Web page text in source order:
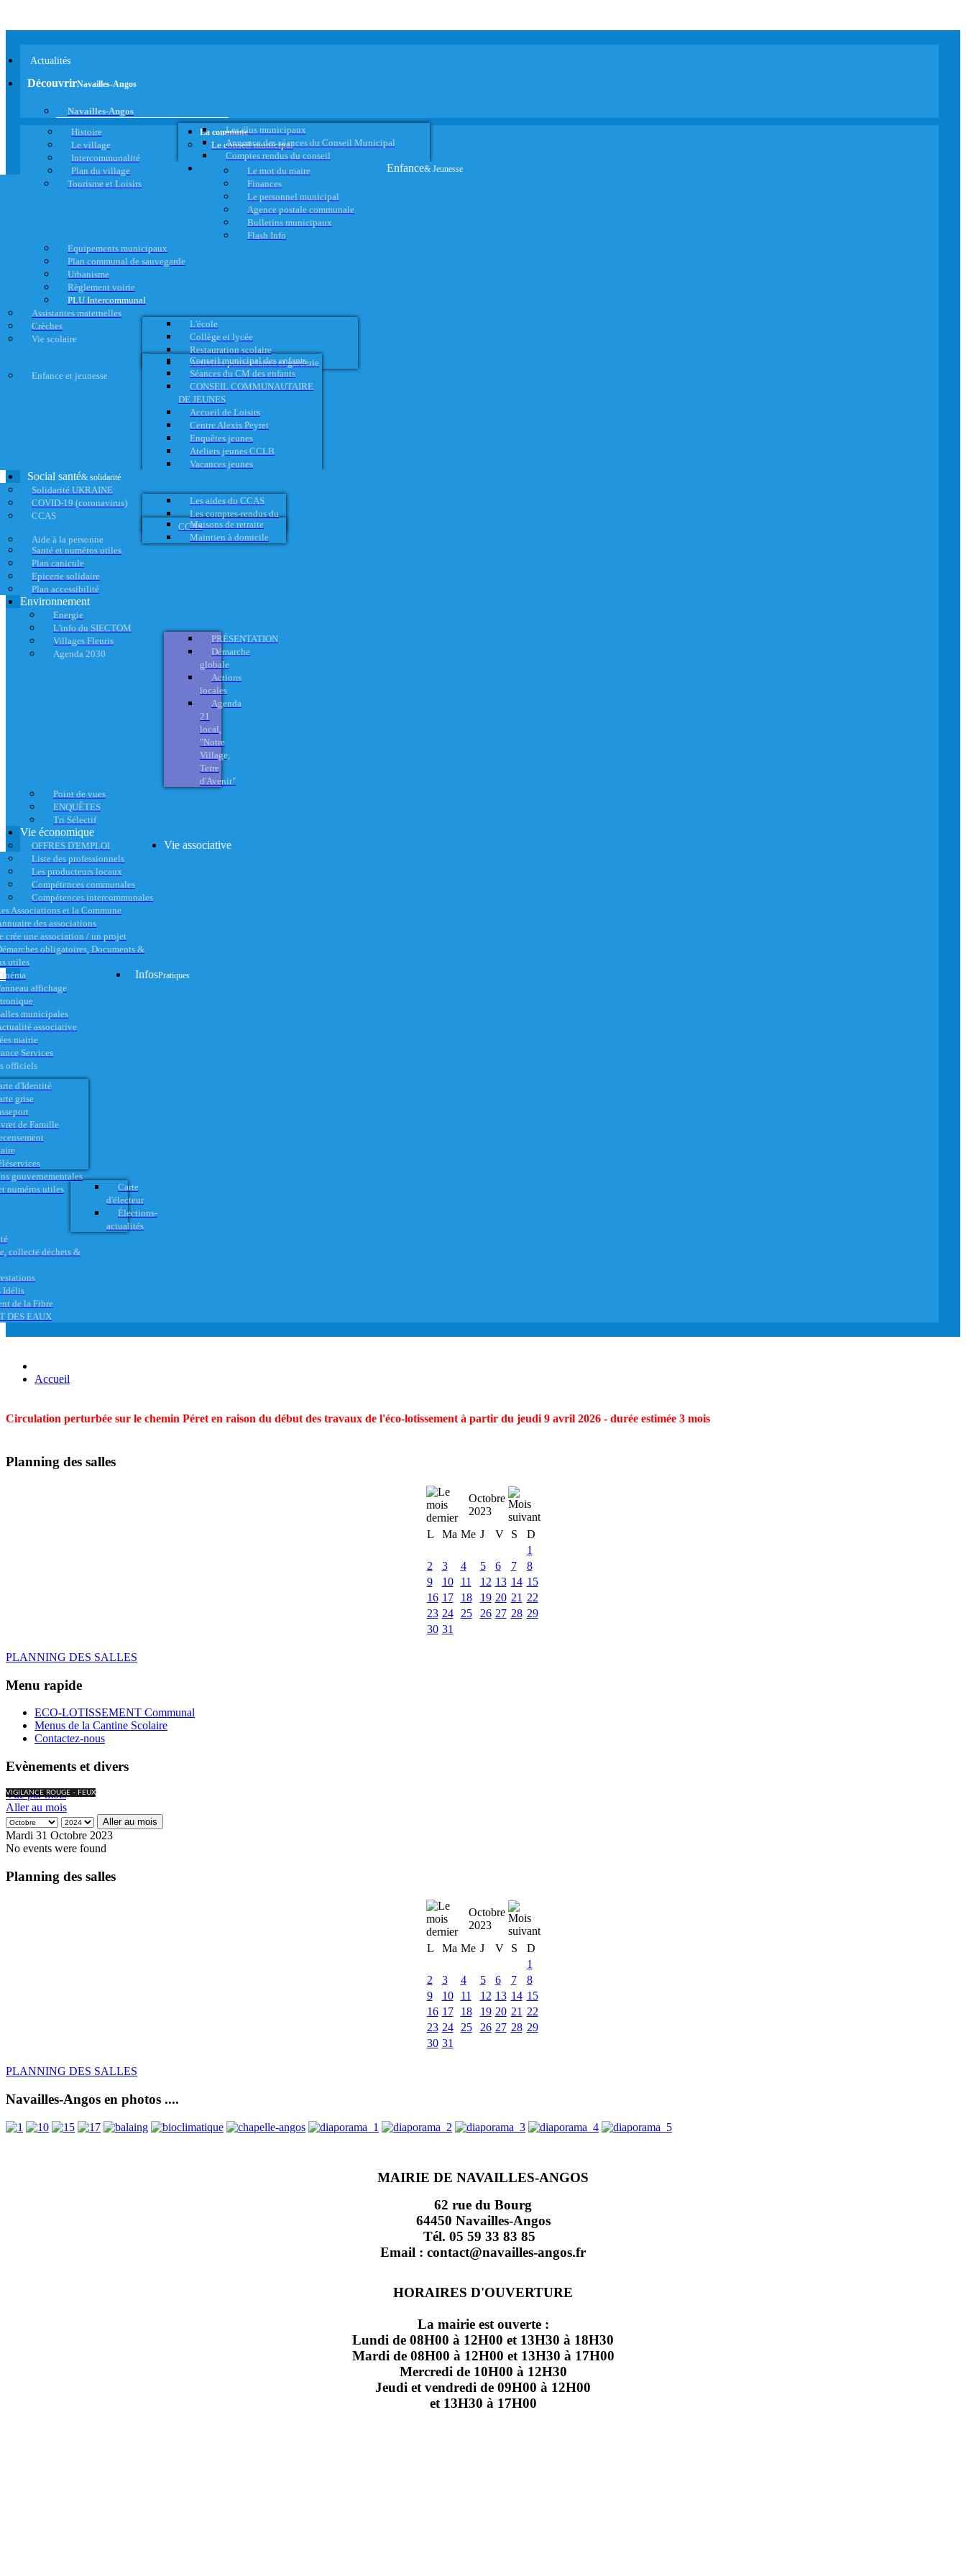
Actualités
DécouvrirNavailles-Angos
Navailles-Angos
Histoire
Le village
Intercommunalité
Plan du village
Tourisme et Loisirs
La commune
Le conseil municipal
Les élus municipaux
Annonce des séances du Conseil Municipal
Comptes rendus du conseil
Le mot du maire
Finances
Le personnel municipal
Agence postale communale
Bulletins municipaux
Flash Info
Equipements municipaux
Plan communal de sauvegarde
Urbanisme
Règlement voirie
PLU Intercommunal
Enfance& Jeunesse
Assistantes maternelles
Crèches
Vie scolaire
L'école
Collège et lycée
Restauration scolaire
Activités périscolaires et garderie
Enfance et jeunesse
Conseil municipal des enfants
Séances du CM des enfants
CONSEIL COMMUNAUTAIRE
DE JEUNES
Accueil de Loisirs
Centre Alexis Peyret
Enquêtes jeunes
Ateliers jeunes CCLB
Vacances jeunes
Social santé& solidarité
Solidarité UKRAINE
COVID-19 (coronavirus)
CCAS
Les aides du CCAS
Les comptes-rendus du
CCAS
Aide à la personne
Maisons de retraite
Maintien à domicile
Santé et numéros utiles
Plan canicule
Epicerie solidaire
Plan accessibilité
Environnement
Energie
L'info du SIECTOM
Villages Fleuris
Agenda 2030
PRÉSENTATION
Démarche
globale
Actions
locales
Agenda
21
local,
"Notre
Village,
Terre
d'Avenir"
Point de vues
ENQUÊTES
Tri Sélectif
Vie économique
OFFRES D'EMPLOI
Liste des professionnels
Les producteurs locaux
Compétences communales
Compétences intercommunales
Vie associative
Associations et la Commune
des associations
crée une association / un projet
obligatoires, Documents &
utiles
affichage
municipales
associative
InfosPratiques
mairie
Services
officiels
d'Identité
grise
de Famille
gouvernementales
numéros utiles
Carte
d'électeur
Élections-
actualités
collecte déchets &
Idélis
de la Fibre
DES EAUX
Accueil
Circulation perturbée sur le chemin Péret en raison du début des travaux de l'éco-lotissement à partir du jeudi 9 avril 2026 - durée estimée 3 mois
Planning des salles
Octobre
2023
L
Ma Me J V S
D
1
2
3 4 5 6 7
8
9
10 11 12 13 14 15
16 17 18 19 20 21 22
23 24 25 26 27 28 29
30 31
PLANNING DES SALLES
Menu rapide
ECO-LOTISSEMENT Communal
Menus de la Cantine Scolaire
Contactez-nous
Evènements et divers
VIGILANCE ROUGE - FEUX
Vue par mois
Aller au mois
Aller au mois
Mardi 31 Octobre 2023
No events were found
Planning des salles
Octobre
2023
L
Ma Me J V S
D
1
2
3 4 5 6 7
8
9
10 11 12 13 14 15
16 17 18 19 20 21 22
23 24 25 26 27 28 29
30 31
PLANNING DES SALLES
Navailles-Angos en photos ....
MAIRIE DE NAVAILLES-ANGOS
62 rue du Bourg
64450 Navailles-Angos
Tél. 05 59 33 83 85
Email : contact@navailles-angos.fr
HORAIRES D'OUVERTURE
La mairie est ouverte :
Lundi de 08H00 à 12H00 et 13H30 à 18H30
Mardi de 08H00 à 12H00 et 13H30 à 17H00
Mercredi de 10H00 à 12H30
Jeudi et vendredi de 09H00 à 12H00
et 13H30 à 17H00